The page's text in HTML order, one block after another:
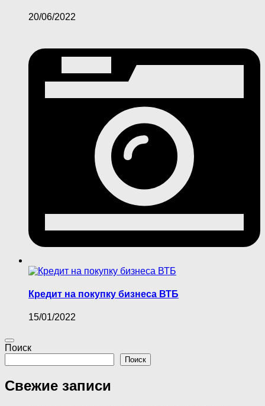
20/06/2022
Кредит на покупку бизнеса ВТБ
15/01/2022
Поиск
Поиск
Свежие записи